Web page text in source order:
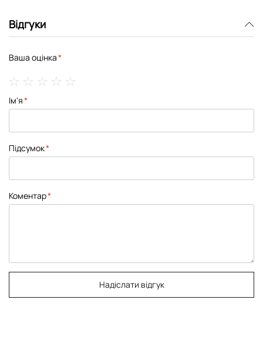
Відгуки
Ваша оцінка
star
stars
stars
stars
stars
Ім'я
Підсумок
Коментар
Надіслати відгук